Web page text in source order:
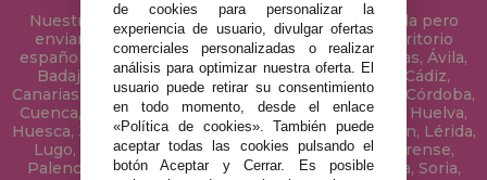
Nuestra tienda de puzzles está ubicada en Sevilla pero
enviamos tus puzzles a cualquier ciudad del territorio
español: Álava, Albacete, Alicante, Almería, Asturias, Ávila,
Badajoz, Baleares, Barcelona, Burgos, Cáceres, Cádiz,
Canarias, Cantabria, Castellón, Ceuta, Ciudad Real, Córdoba,
Cuenca, Gerona, Granada, Guadalajara, Guipúzcoa, Huelva,
Huesca, Jaén, La Coruña, La Rioja, Las Palmas, Leon, Lérida,
Lugo, Madrid, Málaga, Melilla, Murcia, Navarra, Orense,
Palencia, Pontevedra, Salamanca, Segovia, Sevilla, Soria,
de cookies para personalizar la
experiencia de usuario, divulgar ofertas
comerciales personalizadas o realizar
análisis para optimizar nuestra oferta. El
usuario puede retirar su consentimiento
en todo momento, desde el enlace
«Política de cookies». También puede
aceptar todas las cookies pulsando el
botón Aceptar y Cerrar. Es posible